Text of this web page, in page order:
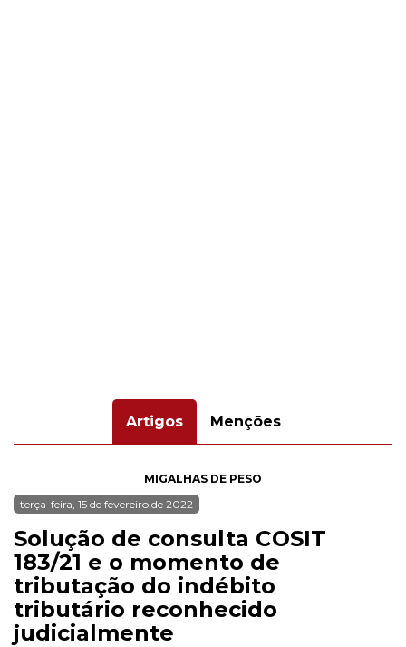
Artigos Menções
MIGALHAS DE PESO
terça-feira, 15 de fevereiro de 2022
Solução de consulta COSIT
183/21 e o momento de
tributação do indébito
tributário reconhecido
judicialmente